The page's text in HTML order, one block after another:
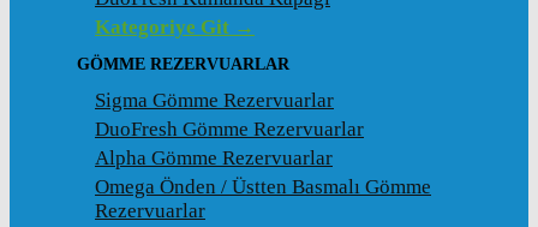
Kategoriye Git →
GÖMME REZERVUARLAR
Sigma Gömme Rezervuarlar
DuoFresh Gömme Rezervuarlar
Alpha Gömme Rezervuarlar
Omega Önden / Üstten Basmalı Gömme
Rezervuarlar